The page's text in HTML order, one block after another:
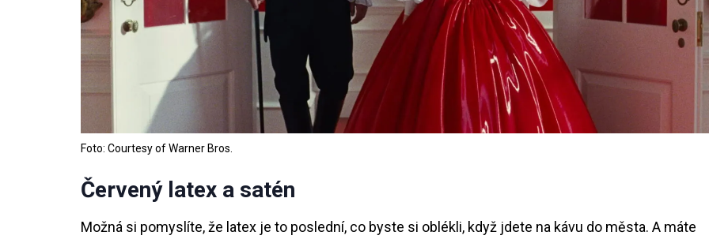
Foto: Courtesy of Warner Bros.
Červený latex a satén
Možná si pomyslíte, že latex je to poslední, co byste si oblékli, když jdete na kávu do města. A máte